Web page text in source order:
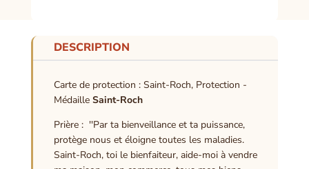
DESCRIPTION
Carte de protection : Saint-Roch, Protection -
Médaille Saint-Roch
Prière : ''Par ta bienveillance et ta puissance,
protège nous et éloigne toutes les maladies.
Saint-Roch, toi le bienfaiteur, aide-moi à vendre